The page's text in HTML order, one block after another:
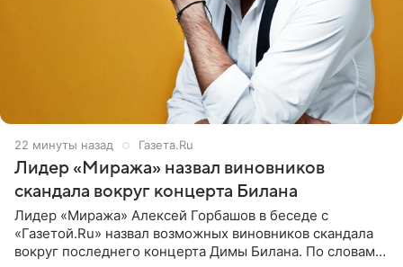
22 минуты назад Газета.Ru
Лидер «Миража» назвал виновников
скандала вокруг концерта Билана
Лидер «Миража» Алексей Горбашов в беседе с
«Газетой.Ru» назвал возможных виновников скандала
вокруг последнего концерта Димы Билана. По словам